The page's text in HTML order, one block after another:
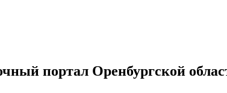
портал Оренбургской